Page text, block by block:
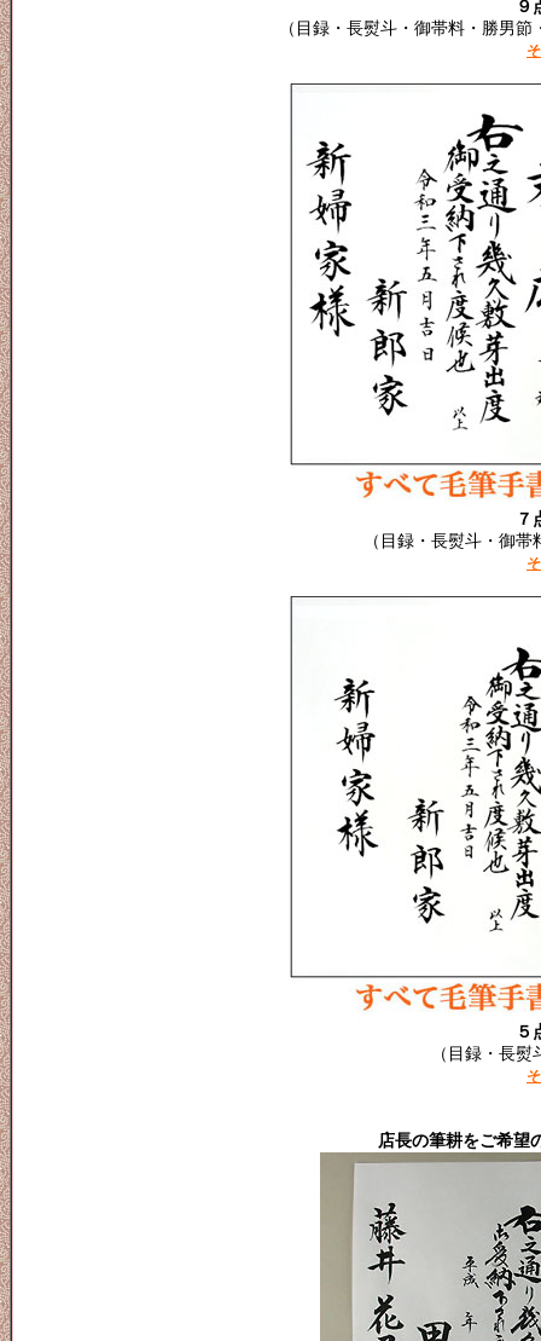
９
（目録・長熨斗・御帯料・勝男
７
（目録・長熨斗・御
５
（目録・長
店長の筆耕をご希望